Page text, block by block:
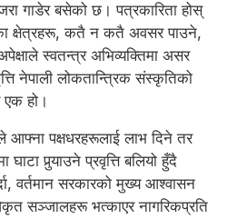
गाडेर बसेको छ। पत्रकारिता होस्
क्षेत्रहरू, कतै न कतै अवसर पाउने,
स्वतन्त्र अभिव्यक्तिमा असर
नेपाली लोकतान्त्रिक संस्कृतिको
एक हो।
आफ्ना पक्षधरहरूलाई लाभ दिने तर
पुर्‍याउने प्रवृत्ति बलियो हुँदै
वर्तमान सरकारको मुख्य आश्वासन
सञ्जालहरू भत्काएर नागरिकप्रति